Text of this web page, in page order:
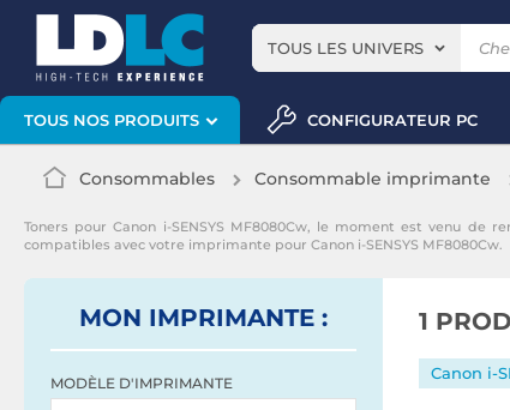
TOUS LES UNIVERS
TOUS NOS PRODUITS CONFIGURATEUR PC
Consommables Consommable imprimante
Toners pour Canon i-SENSYS MF8080Cw, le moment est venu de
compatibles avec votre imprimante pour Canon i-SENSYS MF8080Cw.
MON IMPRIMANTE :
MODÈLE D'IMPRIMANTE
1
Canon i-